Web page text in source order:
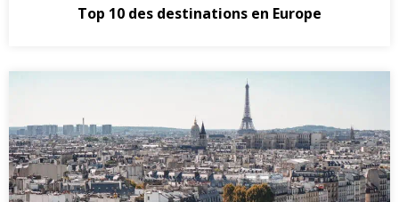
Top 10 des destinations en Europe